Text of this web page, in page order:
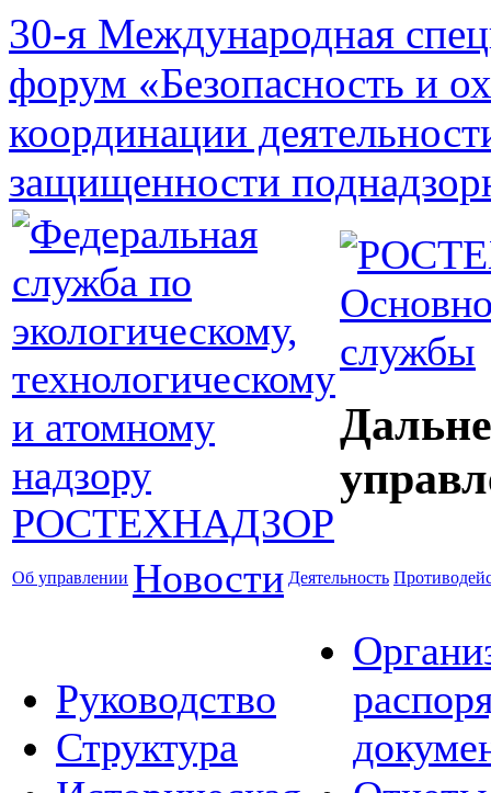
30-я Международная
форум «Безопасность и
координации
защищенности
службы
Об управлении Новости Деятельность
Руководство
Структура